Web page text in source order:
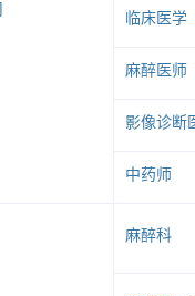
临床医学
麻醉医师
影像诊断
中药师
麻醉科